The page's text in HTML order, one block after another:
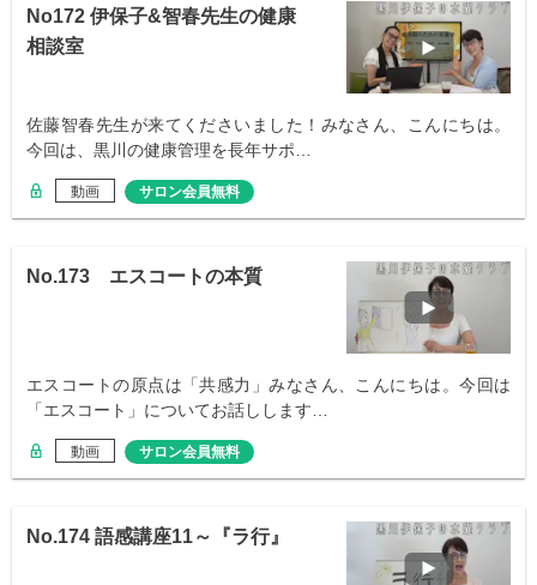
No172 伊保子&智春先生の健康
相談室
佐藤智春先生が来てくださいました！みなさん、こんにちは。
今回は、黒川の健康管理を長年サポ…
動画 サロン会員無料
No.173 エスコートの本質
エスコートの原点は「共感力」みなさん、こんにちは。今回は
「エスコート」についてお話しします…
動画 サロン会員無料
No.174 語感講座11～『ラ行』